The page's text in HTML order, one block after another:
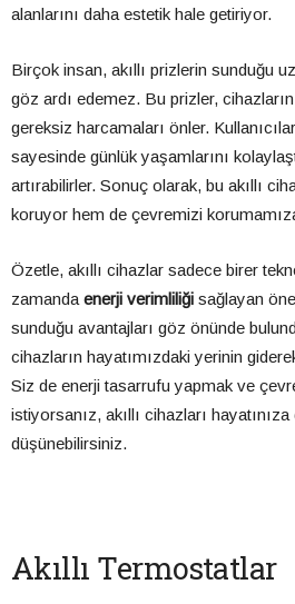
alanlarını daha estetik hale getiriyor.
Birçok insan, akıllı prizlerin sunduğu
göz ardı edemez. Bu prizler,
gereksiz harcamaları önler.
sayesinde günlük yaşamlarını
artırabilirler. Sonuç olarak, bu akıllı
koruyor hem de çevremizi
Özetle, akıllı cihazlar sadece birer
zamandaenerji verimliliği sağlayan
sunduğu avantajları göz önünde
cihazların hayatımızdaki yerinin
Siz de enerji tasarrufu yapmak ve
istiyorsanız, akıllı cihazları
düşünebilirsiniz.
Akıllı Termostatlar